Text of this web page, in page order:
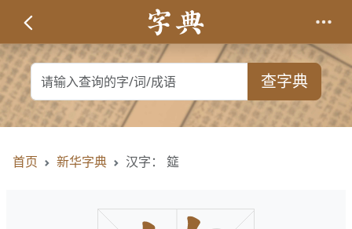
查字典
首页 新华字典 汉字： 筵